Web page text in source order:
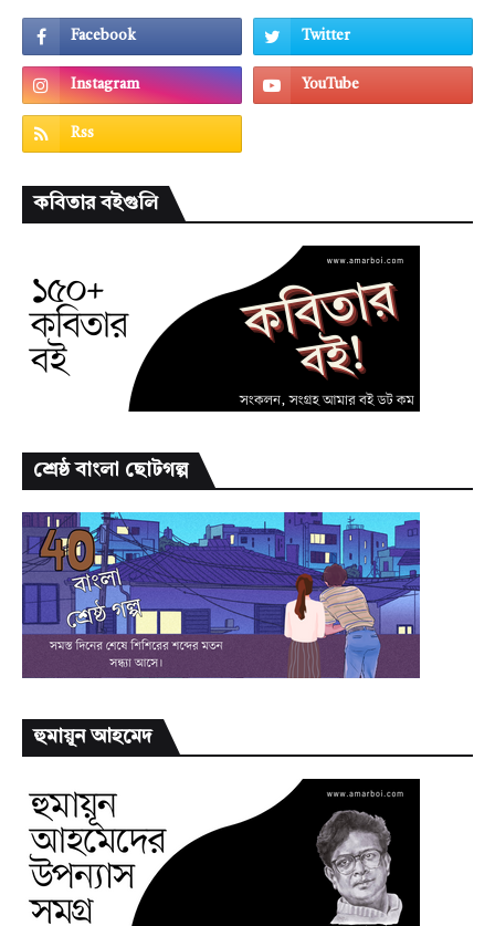
কবিতার বইগুলি
শ্রেষ্ঠ বাংলা ছোটগল্প
হুমায়ূন আহমেদ